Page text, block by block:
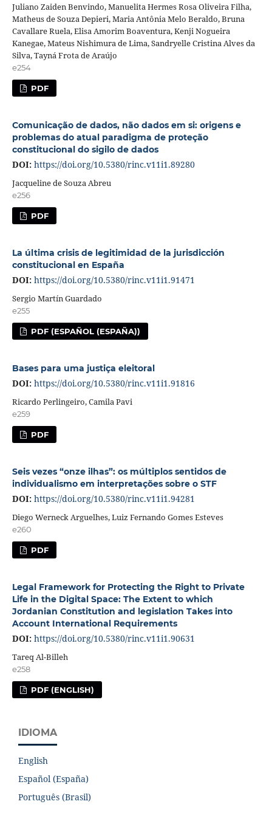
Juliano Zaiden Benvindo, Manuelita Hermes Rosa Oliveira Filha,
Matheus de Souza Depieri, Maria Antônia Melo Beraldo, Bruna
Cavallare Ruela, Elisa Amorim Boaventura, Kenji Nogueira
Kanegae, Mateus Nishimura de Lima, Sandryelle Cristina Alves da
Silva, Tayná Frota de Araújo
e254
PDF
Comunicação de dados, não dados em si: origens e
problemas do atual paradigma de proteção
constitucional do sigilo de dados
DOI: https://doi.org/10.5380/rinc.v11i1.89280
Jacqueline de Souza Abreu
e256
PDF
La última crisis de legitimidad de la jurisdicción
constitucional en España
DOI: https://doi.org/10.5380/rinc.v11i1.91471
Sergio Martín Guardado
e255
PDF (ESPAÑOL (ESPAÑA))
Bases para uma justiça eleitoral
DOI: https://doi.org/10.5380/rinc.v11i1.91816
Ricardo Perlingeiro, Camila Pavi
e259
PDF
Seis vezes “onze ilhas”: os múltiplos sentidos de
individualismo em interpretações sobre o STF
DOI: https://doi.org/10.5380/rinc.v11i1.94281
Diego Werneck Arguelhes, Luiz Fernando Gomes Esteves
e260
PDF
Legal Framework for Protecting the Right to Private
Life in the Digital Space: The Extent to which
Jordanian Constitution and legislation Takes into
Account International Requirements
DOI: https://doi.org/10.5380/rinc.v11i1.90631
Tareq Al-Billeh
e258
PDF (ENGLISH)
IDIOMA
English
Español (España)
Português (Brasil)